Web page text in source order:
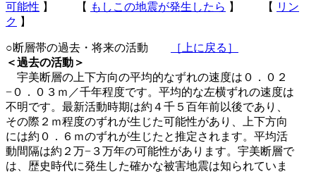
可能性 】 【 もしこの地震が発生したら 】 【 リン
ク 】
○断層帯の過去・将来の活動
［上に戻る］
＜過去の活動＞
宇美断層の上下方向の平均的なずれの速度は０．０２
−０．０３ｍ／千年程度です。平均的な左横ずれの速度は
不明です。最新活動時期は約４千５百年前以後であり、
その際２ｍ程度のずれが生じた可能性があり、上下方向
には約０．６ｍのずれが生じたと推定されます。平均活
動間隔は約２万−３万年の可能性があります。宇美断層で
は、歴史時代に発生した確かな被害地震は知られていま